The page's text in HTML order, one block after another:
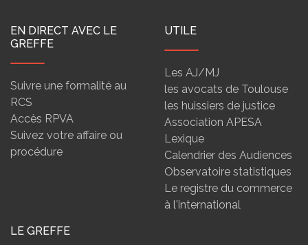
EN DIRECT AVEC LE
GREFFE
Suivre une formalité au
RCS
Accès RPVA
Suivez votre affaire ou
procédure
UTILE
Les AJ/MJ
les avocats de Toulouse
les huissiers de justice
Association APESA
Lexique
Calendrier des Audiences
Observatoire statistiques
Le registre du commerce
à l'international
LE GREFFE